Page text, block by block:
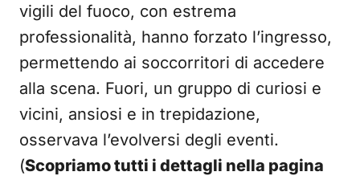
vigili del fuoco, con estrema
professionalità, hanno forzato l’ingresso,
permettendo ai soccorritori di accedere
alla scena. Fuori, un gruppo di curiosi e
vicini, ansiosi e in trepidazione,
osservava l’evolversi degli eventi.
(Scopriamo tutti i dettagli nella pagina